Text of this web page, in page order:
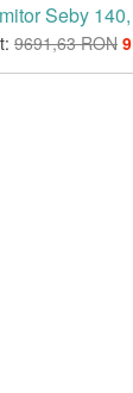
Seby
9691,63 RON